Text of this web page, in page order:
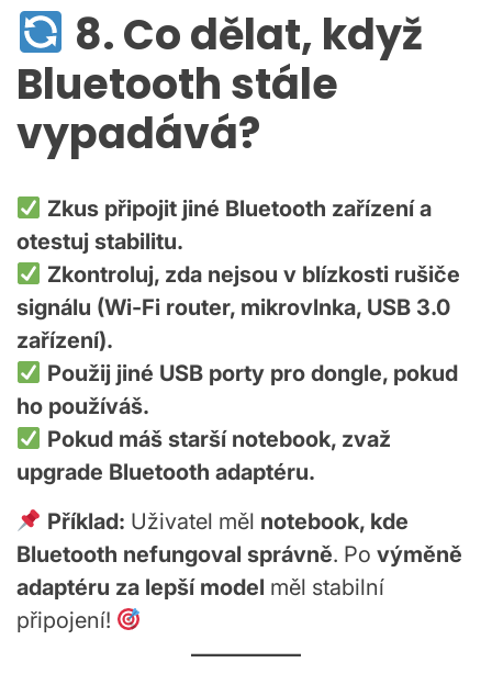
8. Co dělat, když
Bluetooth stále
vypadává?
Zkus připojit jiné Bluetooth zařízení a
otestuj stabilitu.
Zkontroluj, zda nejsou v blízkosti rušiče
signálu (Wi-Fi router, mikrovlnka, USB 3.0
zařízení).
Použij jiné USB porty pro dongle, pokud
ho používáš.
Pokud máš starší notebook, zvaž
upgrade Bluetooth adaptéru.
Příklad: Uživatel měl notebook, kde
Bluetooth nefungoval správně. Po výměně
adaptéru za lepší model měl stabilní
připojení!